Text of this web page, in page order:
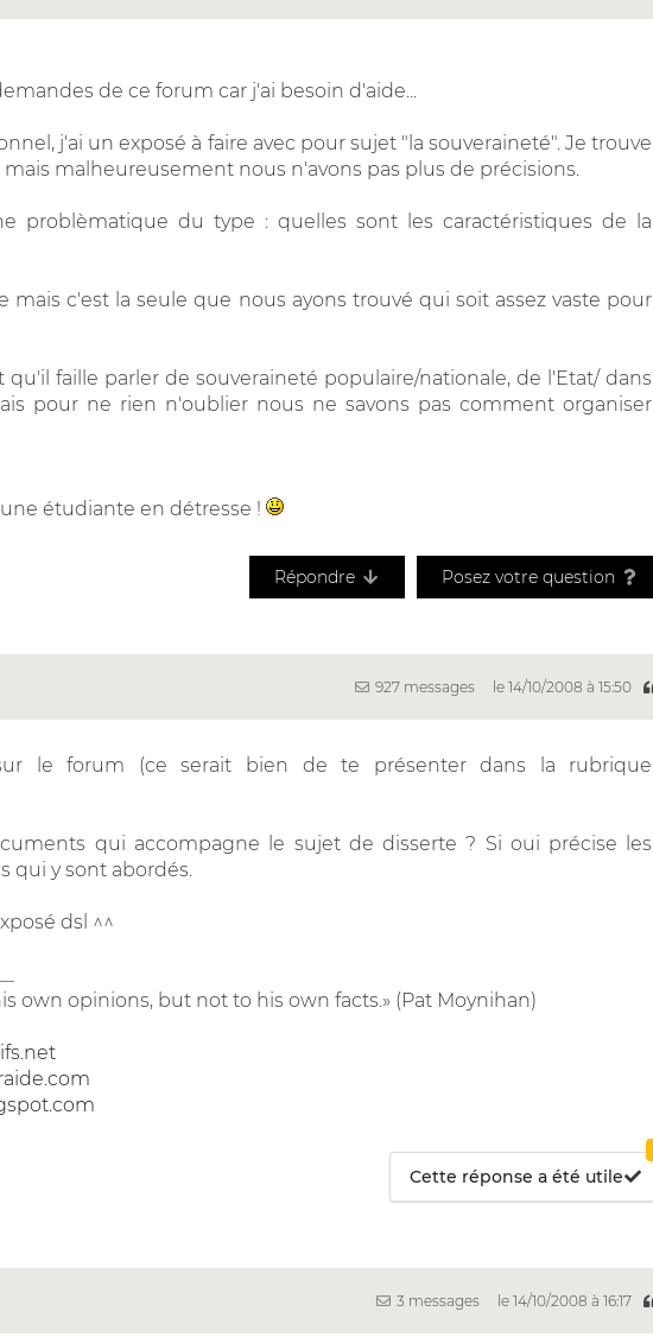
de ce forum car j'ai besoin d'aide...
j'ai un exposé à faire avec pour sujet "la souveraineté". Je trouve
mais malheureusement nous n'avons pas plus de précisions.
problèmatique du type : quelles sont les caractéristiques de la
mais c'est la seule que nous ayons trouvé qui soit assez vaste pour
faille parler de souveraineté populaire/nationale, de l'Etat/ dans
pour ne rien n'oublier nous ne savons pas comment organiser
étudiante en détresse !
Répondre Posez votre question
927 messages le 14/10/2008 à 15:50
le forum (ce serait bien de te présenter dans la rubrique
qui accompagne le sujet de disserte ? Si oui précise les
qui y sont abordés.
dsl ^^
own opinions, but not to his own facts.» (Pat Moynihan)
Cette réponse a été utile
3 messages le 14/10/2008 à 16:17